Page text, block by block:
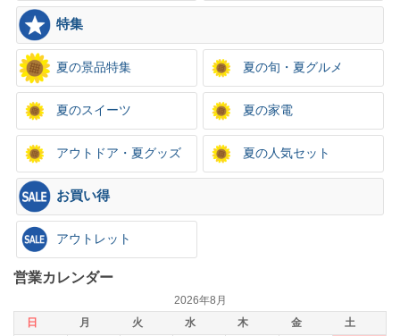
特集
夏の景品特集 夏の旬・夏グルメ
夏のスイーツ 夏の家電
アウトドア・夏グッズ 夏の人気セット
お買い得
アウトレット
営業カレンダー
2026年8月
日
月 火 水 木 金
土